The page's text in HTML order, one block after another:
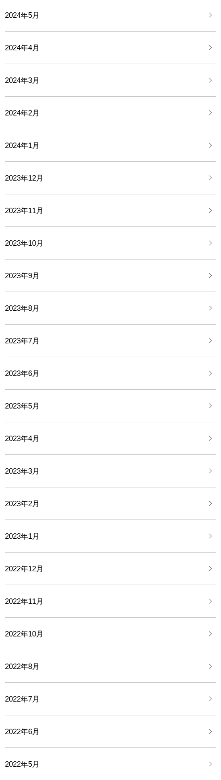
2024年5月
2024年4月
2024年3月
2024年2月
2024年1月
2023年12月
2023年11月
2023年10月
2023年9月
2023年8月
2023年7月
2023年6月
2023年5月
2023年4月
2023年3月
2023年2月
2023年1月
2022年12月
2022年11月
2022年10月
2022年8月
2022年7月
2022年6月
2022年5月